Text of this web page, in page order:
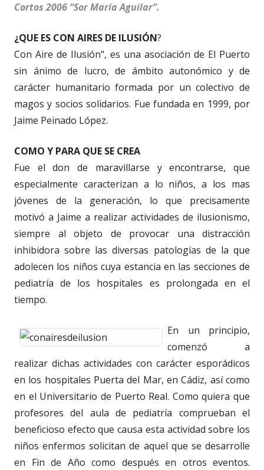
Cortos 2006 “Sor María Aguilar”.
¿QUE ES CON AIRES DE ILUSIÓN?
Con Aire de Ilusión", es una asociación de El Puerto
sin ánimo de lucro, de ámbito autonómico y de
carácter humanitario formada por un colectivo de
magos y socios solidarios. Fue fundada en 1999, por
Jaime Peinado López.
COMO Y PARA QUE SE CREA
Fue el don de maravillarse y encontrarse, que
especialmente caracterizan a lo niños, a los mas
jóvenes de la generación, lo que precisamente
motivó a Jaime a realizar actividades de ilusionismo,
siempre al objeto de provocar una distracción
inhibidora sobre las diversas patologías de la que
adolecen los niños cuya estancia en las secciones de
pediatría de los hospitales es prolongada en el
tiempo.
En un principio,
comenzó a
realizar dichas actividades con carácter esporádicos
en los hospitales Puerta del Mar, en Cádiz, así como
en el Universitario de Puerto Real. Como quiera que
profesores del aula de pediatría comprueban el
beneficioso efecto que causa esta actividad sobre los
niños enfermos solicitan de aquel que se desarrolle
en Fin de Año como después en otros eventos.